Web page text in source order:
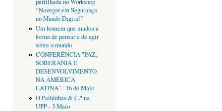
partilhada no Workshop
“Navegar em Segurança
no Mundo Digital”
Um homem que mudou a
forma de pensar e de agir
sobre o mundo
CONFERÊNCIA "PAZ,
SOBERANIA E
DESENVOLVIMENTO
NA AMÉRICA
LATINA" - 16 de Maio
O Palhinhas & C.ª na
UPP - 3 Maio